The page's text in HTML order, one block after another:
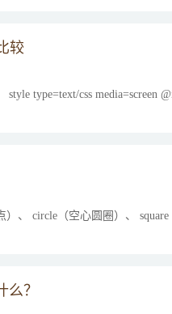
较
type=text/css media=screen
、 circle（空心圆圈）、
？